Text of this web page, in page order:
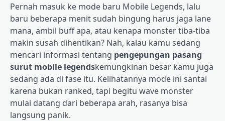
Pernah masuk ke mode baru Mobile Legends, lalu
baru beberapa menit sudah bingung harus jaga lane
mana, ambil buff apa, atau kenapa monster tiba-tiba
makin susah dihentikan? Nah, kalau kamu sedang
mencari informasi tentang pengepungan pasang
surut mobile legendskemungkinan besar kamu juga
sedang ada di fase itu. Kelihatannya mode ini santai
karena bukan ranked, tapi begitu wave monster
mulai datang dari beberapa arah, rasanya bisa
langsung panik.